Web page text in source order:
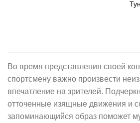
Во время представления своей
спортсмену важно произвести
впечатление на зрителей.
отточенные изящные движения и
запоминающийся образ поможет